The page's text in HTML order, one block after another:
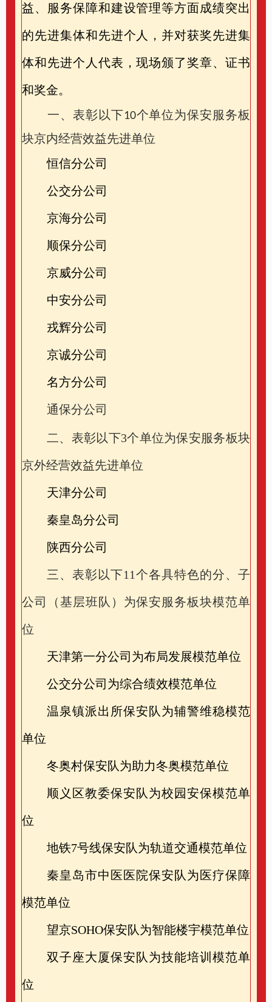
益、服务保障和建设管理等方面成绩突出
的先进集体和先进个人，并对获奖先进集
体和先进个人代表，现场颁了奖章、证书
和奖金。
一、表彰以下10个单位为保安服务板
块京内经营效益先进单位
恒信分公司
公交分公司
京海分公司
顺保分公司
京威分公司
中安分公司
戎辉分公司
京诚分公司
名方分公司
通保分公司
二、表彰以下3个单位为保安服务板块
京外经营效益先进单位
天津分公司
秦皇岛分公司
陕西分公司
三、表彰以下11个各具特色的分、子
公司（基层班队）为保安服务板块模范单
位
天津第一分公司为布局发展模范单位
公交分公司为综合绩效模范单位
温泉镇派出所保安队为辅警维稳模范
单位
冬奥村保安队为助力冬奥模范单位
顺义区教委保安队为校园安保模范单
位
地铁7号线保安队为轨道交通模范单位
秦皇岛市中医医院保安队为医疗保障
模范单位
望京SOHO保安队为智能楼宇模范单位
双子座大厦保安队为技能培训模范单
位